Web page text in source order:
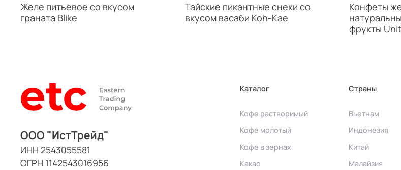
Желе питьевое со вкусом
граната Blike
Тайские пикантные снеки со
вкусом васаби Koh-Kae
Конфеты
фрукты
Каталог
Кофе растворимый
Кофе молотый
Кофе в зернах
Какао
Страны
Вьетнам
Индонезия
Китай
Малайзия
ООО "ИстТрейд"
ИНН 2543055581
ОГРН 1142543016956